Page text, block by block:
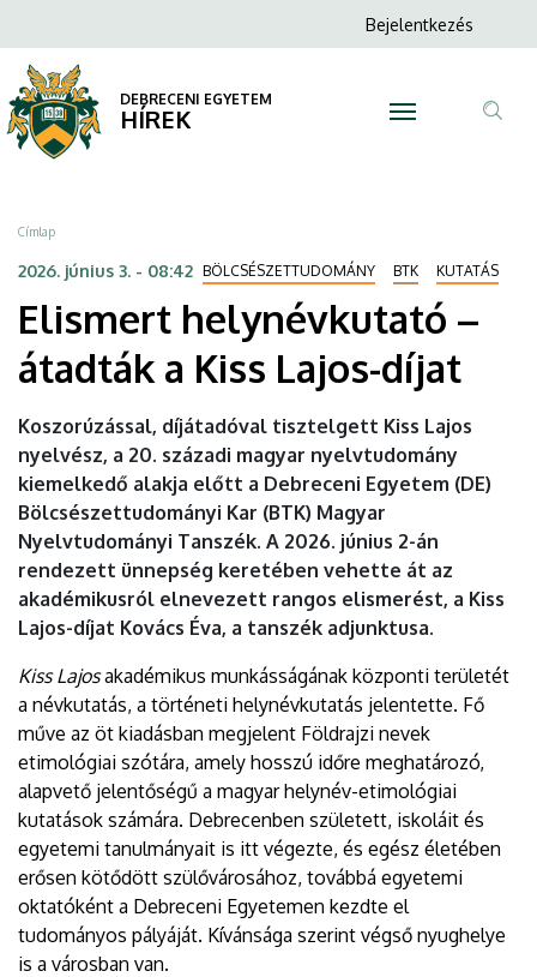
helynévkutató
–
átadták
a
Kiss
Lajos-
díjat
DEBRECENI
EGYETEM
a
tartalomra
Anonim
menüje
Bejelentkezés
DEBRECENI EGYETEM
HÍREK
Morzsa
Címlap
2026. június 3. - 08:42 BÖLCSÉSZETTUDOMÁNY BTK KUTATÁS
Elismert helynévkutató –
átadták a Kiss Lajos-díjat
Koszorúzással, díjátadóval tisztelgett Kiss Lajos
nyelvész, a 20. századi magyar nyelvtudomány
kiemelkedő alakja előtt a Debreceni Egyetem (DE)
Bölcsészettudományi Kar (BTK) Magyar
Nyelvtudományi Tanszék. A 2026. június 2-án
rendezett ünnepség keretében vehette át az
akadémikusról elnevezett rangos elismerést, a Kiss
Lajos-díjat Kovács Éva, a tanszék adjunktusa.
Kiss Lajosakadémikus munkásságának központi területét
a névkutatás, a történeti helynévkutatás jelentette. Fő
műve az öt kiadásban megjelent Földrajzi nevek
etimológiai szótára, amely hosszú időre meghatározó,
alapvető jelentőségű a magyar helynév-etimológiai
kutatások számára. Debrecenben született, iskoláit és
egyetemi tanulmányait is itt végezte, és egész életében
erősen kötődött szülővárosához, továbbá egyetemi
oktatóként a Debreceni Egyetemen kezdte el
tudományos pályáját. Kívánsága szerint végső nyughelye
is a városban van.